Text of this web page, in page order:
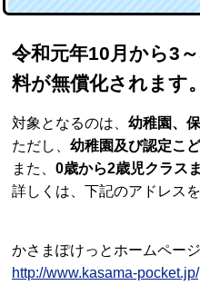
令和元年10月から3
料が無償化されます。
対象となるのは、 幼稚園、
ただし、 幼稚園及び認定こ
また、 0歳から2歳児クラス
詳しくは、下記のアドレス
かさまぽけっとホームページ
http://www.kasama-